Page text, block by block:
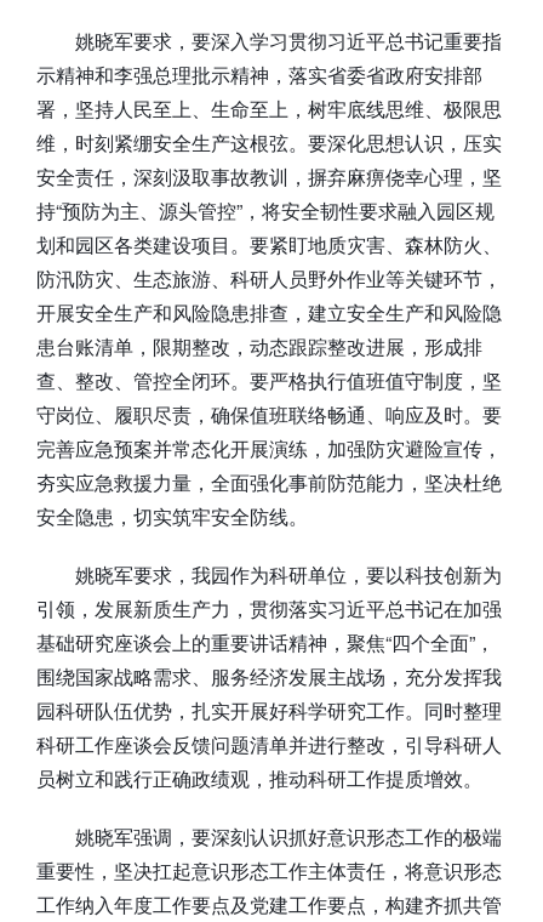
姚晓军要求，要深入学习贯彻习近平总书记重要指
示精神和李强总理批示精神，落实省委省政府安排部
署，坚持人民至上、生命至上，树牢底线思维、极限思
维，时刻紧绷安全生产这根弦。要深化思想认识，压实
安全责任，深刻汲取事故教训，摒弃麻痹侥幸心理，坚
持“预防为主、源头管控”，将安全韧性要求融入园区规
划和园区各类建设项目。要紧盯地质灾害、森林防火、
防汛防灾、生态旅游、科研人员野外作业等关键环节，
开展安全生产和风险隐患排查，建立安全生产和风险隐
患台账清单，限期整改，动态跟踪整改进展，形成排
查、整改、管控全闭环。要严格执行值班值守制度，坚
守岗位、履职尽责，确保值班联络畅通、响应及时。要
完善应急预案并常态化开展演练，加强防灾避险宣传，
夯实应急救援力量，全面强化事前防范能力，坚决杜绝
安全隐患，切实筑牢安全防线。
姚晓军要求，我园作为科研单位，要以科技创新为
引领，发展新质生产力，贯彻落实习近平总书记在加强
基础研究座谈会上的重要讲话精神，聚焦“四个全面”，
围绕国家战略需求、服务经济发展主战场，充分发挥我
园科研队伍优势，扎实开展好科学研究工作。同时整理
科研工作座谈会反馈问题清单并进行整改，引导科研人
员树立和践行正确政绩观，推动科研工作提质增效。
姚晓军强调，要深刻认识抓好意识形态工作的极端
重要性，坚决扛起意识形态工作主体责任，将意识形态
工作纳入年度工作要点及党建工作要点，构建齐抓共管